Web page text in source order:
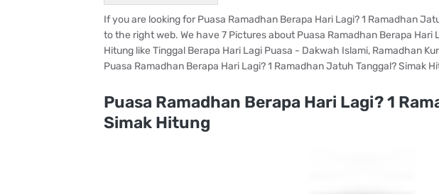
If you are looking for Puasa Ramadhan Berapa Hari Lagi? 1 Ramadhan
to the right web. We have 7 Pictures about Puasa Ramadhan Berapa Hari
Hitung like Tinggal Berapa Hari Lagi Puasa - Dakwah Islami, Ramadhan
Puasa Ramadhan Berapa Hari Lagi? 1 Ramadhan Jatuh Tanggal? Simak
Puasa Ramadhan Berapa Hari Lagi? 1
Simak Hitung